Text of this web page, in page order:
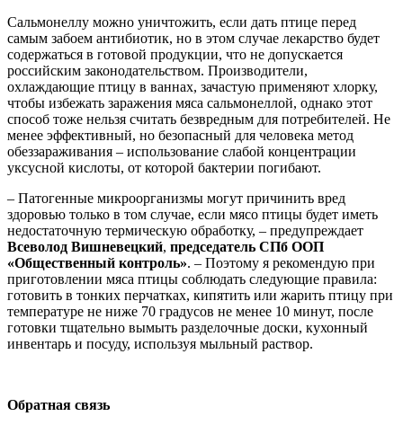
Сальмонеллу можно уничтожить, если дать птице перед
самым забоем антибиотик, но в этом случае лекарство будет
содержаться в готовой продукции, что не допускается
российским законодательством. Производители,
охлаждающие птицу в ваннах, зачастую применяют хлорку,
чтобы избежать заражения мяса сальмонеллой, однако этот
способ тоже нельзя считать безвредным для потребителей. Не
менее эффективный, но безопасный для человека метод
обеззараживания – использование слабой концентрации
уксусной кислоты, от которой бактерии погибают.
– Патогенные микроорганизмы могут причинить вред
здоровью только в том случае, если мясо птицы будет иметь
недостаточную термическую обработку, – предупреждает
Всеволод Вишневецкий, председатель СПб ООП
«Общественный контроль». – Поэтому я рекомендую при
приготовлении мяса птицы соблюдать следующие правила:
готовить в тонких перчатках, кипятить или жарить птицу при
температуре не ниже 70 градусов не менее 10 минут, после
готовки тщательно вымыть разделочные доски, кухонный
инвентарь и посуду, используя мыльный раствор.
Обратная связь